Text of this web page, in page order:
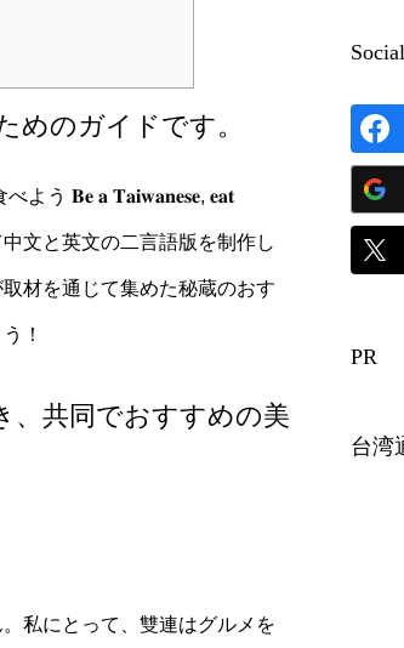
めのガイドです。
よう 𝐁𝐞 𝐚 𝐓𝐚𝐢𝐰𝐚𝐧𝐞𝐬𝐞, 𝐞𝐚𝐭
文と英文の二言語版を制作し
材を通じて集めた秘蔵のおす
！
、共同でおすすめの美
私にとって、雙連はグルメを
PR
台湾